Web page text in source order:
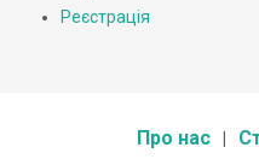
Реєстрація
Про нас